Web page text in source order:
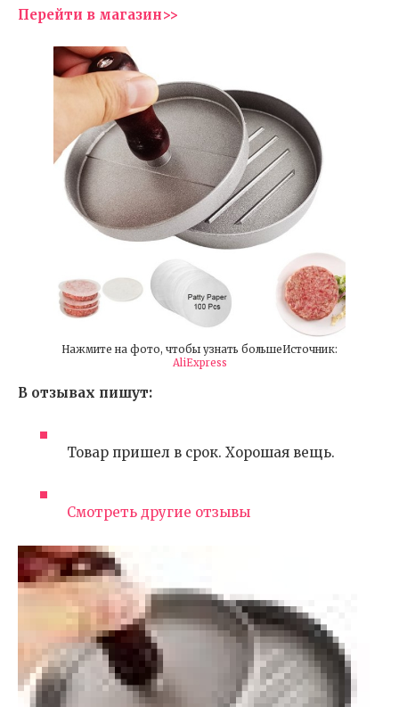
Перейти в магазин>>
Нажмите на фото, чтобы узнать большеИсточник:
AliExpress
В отзывах пишут:
Товар пришел в срок. Хорошая вещь.
Смотреть другие отзывы